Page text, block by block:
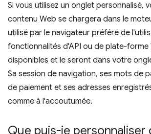
Si vous utilisez un onglet personnalisé,
contenu Web se chargera dans le
utilisé par le navigateur préféré de
fonctionnalités d'API ou de plate-forme
disponibles et le seront dans votre
Sa session de navigation, ses mots de
de paiement et ses adresses
comme à l'accoutumée.
Que puis-je personnaliser